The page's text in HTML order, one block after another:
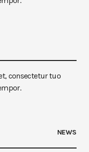
consectetur tuo
NEWS